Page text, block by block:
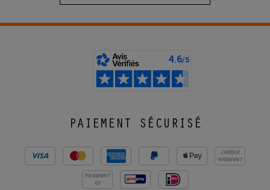
PAIEMENT SÉCURISÉ
CHÈQUE
VIREMENT
PAIEMENT
X3